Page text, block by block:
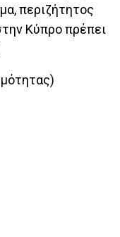
περιζήτητος
Κύπρο πρέπει